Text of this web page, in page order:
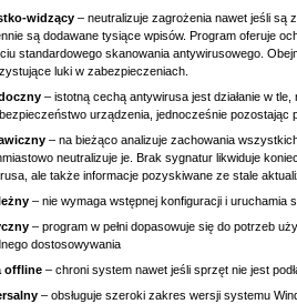
widzący – neutralizuje zagrożenia nawet jeśli są
są dodawane tysiące wpisów. Program oferuje
standardowego skanowania antywirusowego.
luki w zabezpieczeniach.
– istotną cechą antywirusa jest działanie w
urządzenia, jednocześnie pozostając
– na bieżąco analizuje zachowania
neutralizuje je. Brak sygnatur likwiduje
ale także informacje pozyskiwane ze stale
– nie wymaga wstępnej konfiguracji i uruchamia
– program w pełni dopasowuje się do potrzeb
dostosowywania
offline – chroni system nawet jeśli sprzęt nie jest
– obsługuje szeroki zakres wersji systemu